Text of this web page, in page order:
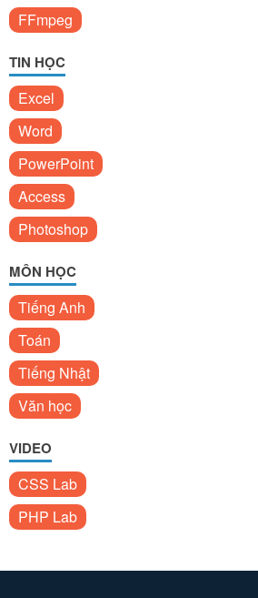
FFmpeg
TIN HỌC
Excel
Word
PowerPoint
Access
Photoshop
MÔN HỌC
Tiếng Anh
Toán
Tiếng Nhật
Văn học
VIDEO
CSS Lab
PHP Lab